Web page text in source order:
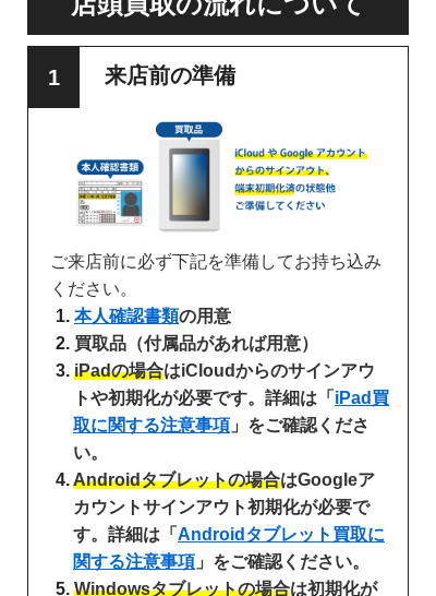
来店前の準備
ご来店前に必ず下記を準備してお持ち込み
ください。
本人確認書類の用意
買取品（付属品があれば用意）
iPadの場合はiCloudからのサインアウ
トや初期化が必要です。詳細は「 iPad買
取に関する注意事項 」をご確認くださ
い。
Androidタブレットの場合はGoogleア
カウントサインアウト初期化が必要で
す。詳細は「 Androidタブレット買取に
関する注意事項 」をご確認ください。
Windowsタブレットの場合は初期化が